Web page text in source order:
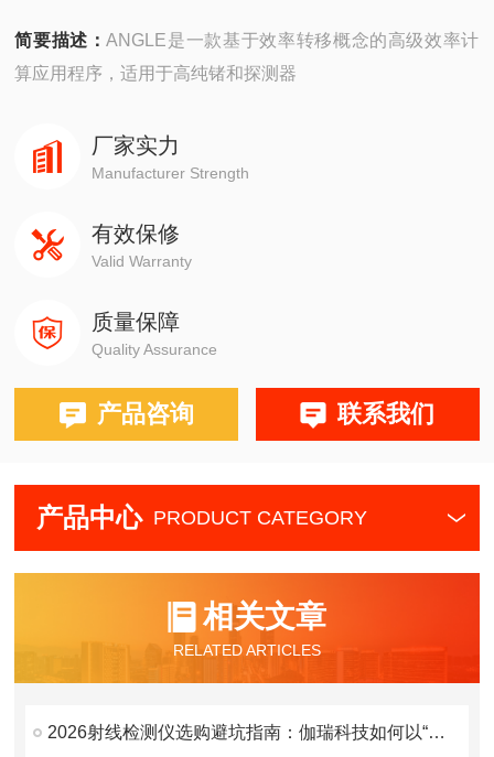
简要描述：ANGLE是一款基于效率转移概念的高级效率计
算应用程序，适用于高纯锗和探测器
厂家实力
Manufacturer Strength
有效保修
Valid Warranty
质量保障
Quality Assurance
产品咨询 联系我们
产品中心 PRODUCT CATEGORY
相关文章
RELATED ARTICLES
2026射线检测仪选购避坑指南：伽瑞科技如何以“技术+服务”破解行业痛点？